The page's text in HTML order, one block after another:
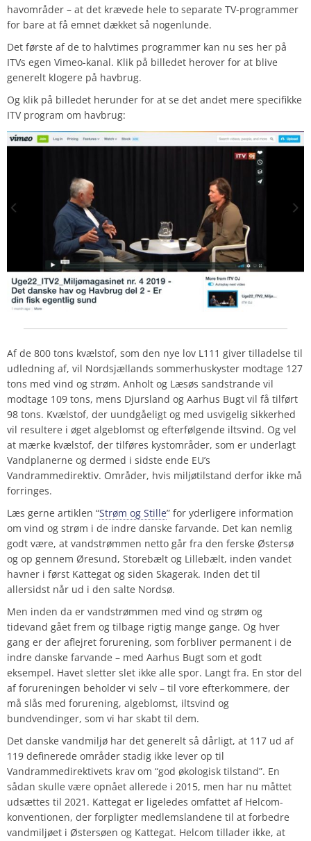
havområder – at det krævede hele to separate TV-programmer
for bare at få emnet dækket så nogenlunde.
Det første af de to halvtimes programmer kan nu ses her på
ITVs egen Vimeo-kanal. Klik på billedet herover for at blive
generelt klogere på havbrug.
Og klik på billedet herunder for at se det andet mere specifikke
ITVprogram om havbrug:
Af de 800 tons kvælstof, som den nye lov L111 giver tilladelse til
udledning af, vil Nordsjællands sommerhuskyster modtage 127
tons med vind og strøm. Anholt og Læsøs sandstrande vil
modtage 109 tons, mens Djursland og Aarhus Bugt vil få tilført
98 tons. Kvælstof, der uundgåeligt og med usvigelig sikkerhed
vil resultere i øget algeblomst og efterfølgende iltsvind. Og vel
at mærke kvælstof, der tilføres kystområder, som er underlagt
Vandplanerne og dermed i sidste ende EU’s
Vandrammedirektiv. Områder, hvis miljøtilstand derfor ikke må
forringes.
Læs gerne artiklen “Strøm og Stille” for yderligere information
om vind og strøm i de indre danske farvande. Det kan nemlig
godt være, at vandstrømmen netto går fra den ferske Østersø
og op gennem Øresund, Storebælt og Lillebælt, inden vandet
havner i først Kattegat og siden Skagerak. Inden det til
allersidst når ud i den salte Nordsø.
Men inden da er vandstrømmen med vind og strøm og
tidevand gået frem og tilbage rigtig mange gange. Og hver
gang er der aflejret forurening, som forbliver permanent i de
indre danske farvande – med Aarhus Bugt som et godt
eksempel. Havet sletter slet ikke alle spor. Langt fra. En stor del
af forureningen beholder vi selv – til vore efterkommere, der
må slås med forurening, algeblomst, iltsvind og
bundvendinger, som vi har skabt til dem.
Det danske vandmiljø har det generelt så dårligt, at 117 ud af
119 definerede områder stadig ikke lever op til
Vandrammedirektivets krav om “god økologisk tilstand”. En
sådan skulle være opnået allerede i 2015, men har nu måttet
udsættes til 2021. Kattegat er ligeledes omfattet af Helcom-
konventionen, der forpligter medlemslandene til at forbedre
vandmiljøet i Østersøen og Kattegat. Helcom tillader ikke, at